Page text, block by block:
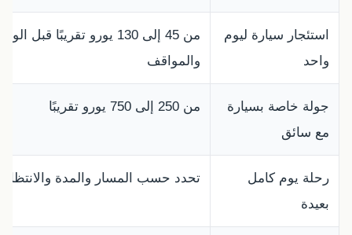
استئجار سيارة ليوم
واحد
من 45 إلى 130 يورو تقريبًا قبل
والمواقف
جولة خاصة بسيارة
مع سائق
من 250 إلى 750 يورو تقريبًا
رحلة يوم كامل
بعيدة
تحدد حسب المسار والمدة والانتظار